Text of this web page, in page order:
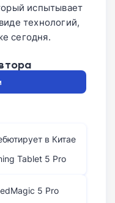
испытывает
технологий,
сегодня.
в Китае
Tablet 5 Pro
5 Pro